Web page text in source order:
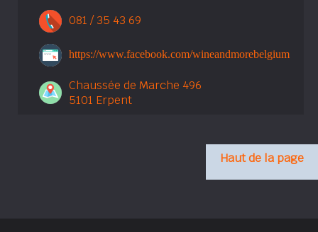
081 / 35 43 69
https://www.facebook.com/wineandmorebelgium
Chaussée de Marche 496
5101 Erpent
Haut de la page